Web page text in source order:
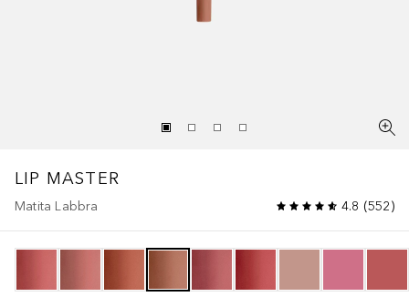
LIP MASTER
Matita Labbra 4.8 (552)